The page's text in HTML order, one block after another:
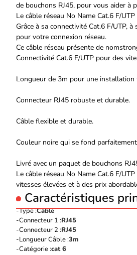
de bouchons RJ45, pour vous aider à
Le câble réseau No Name Cat.6 F/
Grâce à sa connectivité Cat.6 F/UTP,
pour votre connexion réseau.
Ce câble réseau présente de
Connectivité Cat.6 F/UTP pour des
Longueur de 3m pour une installation
Connecteur RJ45 robuste et durable.
Câble flexible et durable.
Couleur noire qui se fond
Livré avec un paquet de bouchons
Le câble réseau No Name Cat.6 F/
vitesses élevées et à des prix
Caractéristiques
Type :Câble
Connecteur 1 :RJ45
Connecteur 2 :RJ45
Longueur Câble :3m
Catégorie :cat 6